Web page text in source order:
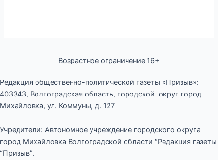
Возрастное ограничение 16+
Редакция общественно-политической газеты «Призыв»:
403343, Волгоградская область, городской округ город
Михайловка, ул. Коммуны, д. 127
Учредители: Автономное учреждение городского округа
город Михайловка Волгоградской области “Редакция газеты
“Призыв”.